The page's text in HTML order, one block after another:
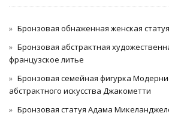
Бронзовая обнаженная женская
Бронзовая абстрактная
французское литье
Бронзовая семейная фигурка
абстрактного искусства Джакометти
Бронзовая статуя Адама